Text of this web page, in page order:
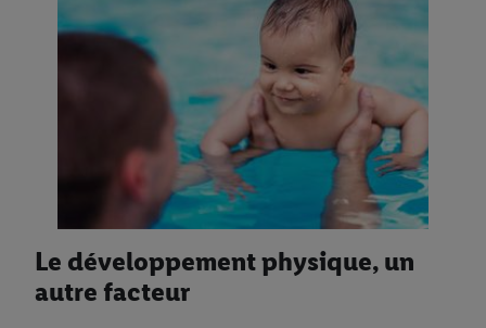
Le développement physique, un
autre facteur